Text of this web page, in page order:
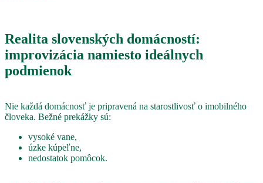
Realita slovenských domácností:
improvizácia namiesto ideálnych
podmienok
Nie každá domácnosť je pripravená na starostlivosť o imobilného
človeka. Bežné prekážky sú:
vysoké vane,
úzke kúpeľne,
nedostatok pomôcok.